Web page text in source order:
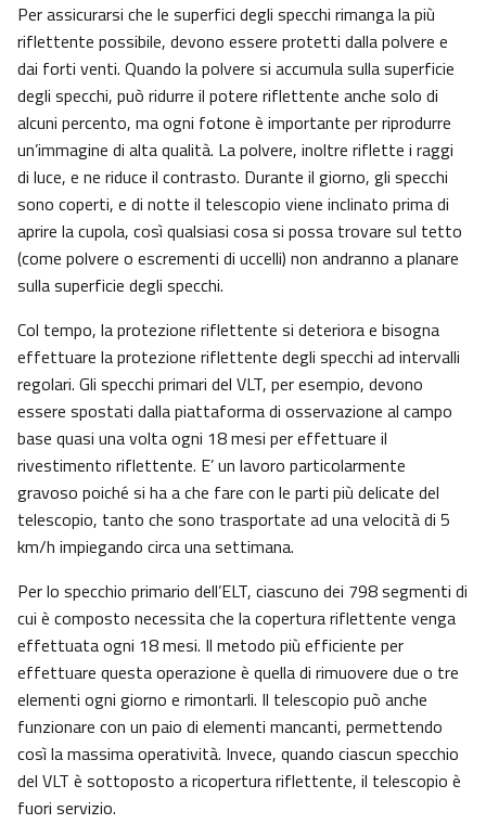
Per assicurarsi che le superfici degli specchi rimanga la più
riflettente possibile, devono essere protetti dalla polvere e
dai forti venti. Quando la polvere si accumula sulla superficie
degli specchi, può ridurre il potere riflettente anche solo di
alcuni percento, ma ogni fotone è importante per riprodurre
un’immagine di alta qualità. La polvere, inoltre riflette i raggi
di luce, e ne riduce il contrasto. Durante il giorno, gli specchi
sono coperti, e di notte il telescopio viene inclinato prima di
aprire la cupola, così qualsiasi cosa si possa trovare sul tetto
(come polvere o escrementi di uccelli) non andranno a planare
sulla superficie degli specchi.
Col tempo, la protezione riflettente si deteriora e bisogna
effettuare la protezione riflettente degli specchi ad intervalli
regolari. Gli specchi primari del VLT, per esempio, devono
essere spostati dalla piattaforma di osservazione al campo
base quasi una volta ogni 18 mesi per effettuare il
rivestimento riflettente. E’ un lavoro particolarmente
gravoso poiché si ha a che fare con le parti più delicate del
telescopio, tanto che sono trasportate ad una velocità di 5
km/h impiegando circa una settimana.
Per lo specchio primario dell’ELT, ciascuno dei 798 segmenti di
cui è composto necessita che la copertura riflettente venga
effettuata ogni 18 mesi. Il metodo più efficiente per
effettuare questa operazione è quella di rimuovere due o tre
elementi ogni giorno e rimontarli. Il telescopio può anche
funzionare con un paio di elementi mancanti, permettendo
così la massima operatività. Invece, quando ciascun specchio
del VLT è sottoposto a ricopertura riflettente, il telescopio è
fuori servizio.